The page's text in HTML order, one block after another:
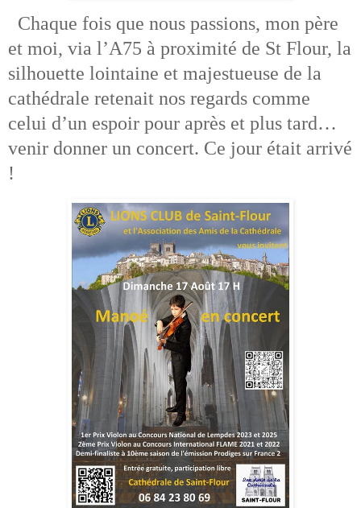
Chaque fois que nous passions, mon père
et moi, via l’A75 à proximité de St Flour, la
silhouette lointaine et majestueuse de la
cathédrale retenait nos regards comme
celui d’un espoir pour après et plus tard…
venir donner un concert. Ce jour était arrivé
!